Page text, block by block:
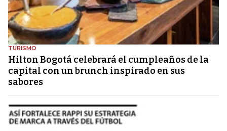
TURISMO
Hilton Bogotá celebrará el cumpleaños de la
capital con un brunch inspirado en sus
sabores